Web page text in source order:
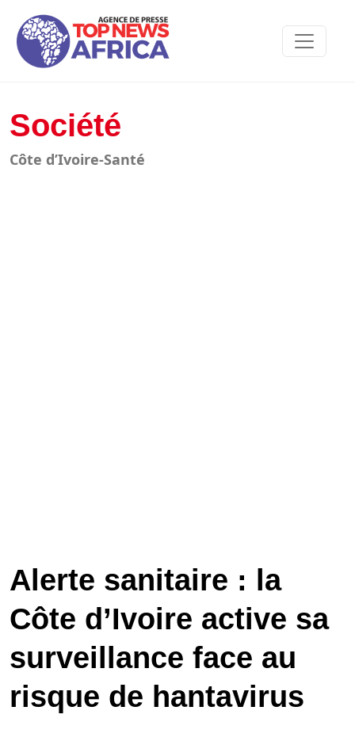
Société
Côte d’Ivoire-Santé
Alerte sanitaire : la
Côte d’Ivoire active sa
surveillance face au
risque de hantavirus